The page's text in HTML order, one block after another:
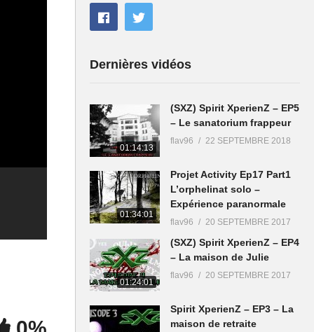
Dernières vidéos
01:14:13
(SXZ) Spirit XperienZ – EP5
– Le sanatorium frappeur
flav96 22 SEPTEMBRE 2018
01:34:01
Projet Activity Ep17 Part1
L’orphelinat solo –
Expérience paranormale
flav96 20 SEPTEMBRE 2017
01:24:01
(SXZ) Spirit XperienZ – EP4
– La maison de Julie
flav96 20 SEPTEMBRE 2017
Spirit XperienZ – EP3 – La
maison de retraite